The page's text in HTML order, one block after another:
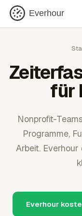
Everhour
für
Nonprofit-
Programme,
Arbeit.
Everhour